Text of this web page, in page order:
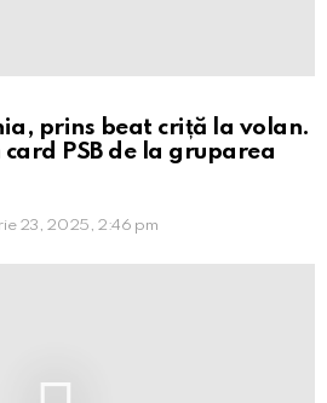
prins beat criță la volan.
PSB de la gruparea
23, 2025, 2:46 pm